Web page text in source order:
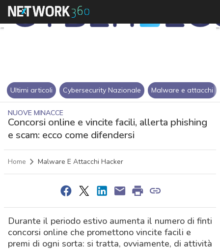
Ultimi articoli Cybersecurity Nazionale Malware e attacchi
NUOVE MINACCE
Concorsi online e vincite facili, allerta phishing
e scam: ecco come difendersi
Home Malware E Attacchi Hacker
Durante il periodo estivo aumenta il numero di finti
concorsi online che promettono vincite facili e
premi di ogni sorta: si tratta, ovviamente, di attività